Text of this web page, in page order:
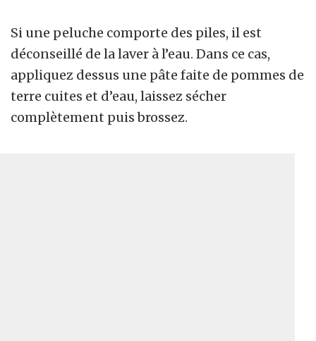
Si une peluche comporte des piles, il est
déconseillé de la laver à l’eau. Dans ce cas,
appliquez dessus une pâte faite de pommes de
terre cuites et d’eau, laissez sécher
complètement puis brossez.